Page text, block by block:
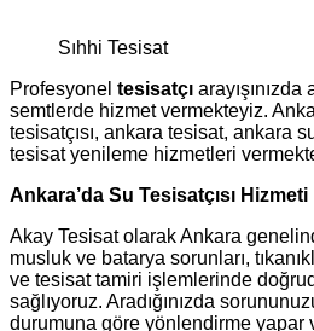
Sıhhi Tesisat
Profesyonel tesisatçı
semtlerde hizmet vermekteyiz.
tesisatçısı, ankara tesisat, ankara
tesisat yenileme hizmetleri
Ankara’da Su Tesisatçısı
Akay Tesisat olarak Ankara
musluk ve batarya sorunları,
ve tesisat tamiri işlemlerinde
sağlıyoruz. Aradığınızda
durumuna göre yönlendirme yapar